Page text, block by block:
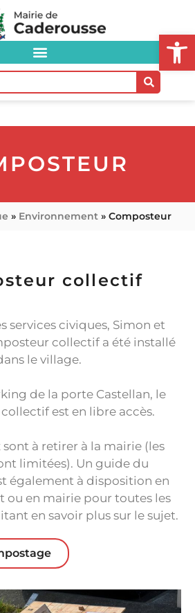
» Environnement » Composteur
collectif
services civiques, Simon et
collectif a été installé
le village.
de la porte Castellan, le
est en libre accès.
sont à retirer à la mairie (les
limitées). Un guide du
également à disposition en
ou en mairie pour toutes les
en savoir plus sur le sujet.